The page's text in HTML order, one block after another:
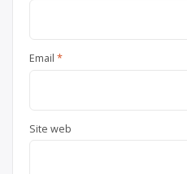
Email *
Site web